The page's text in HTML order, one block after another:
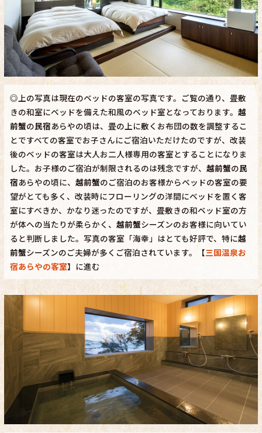
◎上の写真は現在のベッドの客室の写真です。ご覧の通り、畳敷
きの和室にベッドを備えた和風のベッド室となっております。 越
前蟹の民宿あらやの頃は、畳の上に敷くお布団の数を調整するこ
とですべての客室でお子さんにご宿泊いただけたのですが、改装
後のベッドの客室は大人お二人様専用の客室とすることになりま
した。お子様のご宿泊が制限されるのは残念ですが、 越前蟹の民
宿あらやの頃に、 越前蟹のご宿泊のお客様からベッドの客室の要
望がとても多く、改装時にフローリングの洋間にベッドを置く客
室にすべきか、かなり迷ったのですが、畳敷きの和ベッド室の方
が体への当たりが柔らかく、 越前蟹シーズンのお客様に向いてい
ると判断しました。写真の客室「海幸」はとても好評で、特に越
前蟹シーズンのご夫婦が多くご宿泊されています。【三国温泉お
宿あらやの客室】に進む